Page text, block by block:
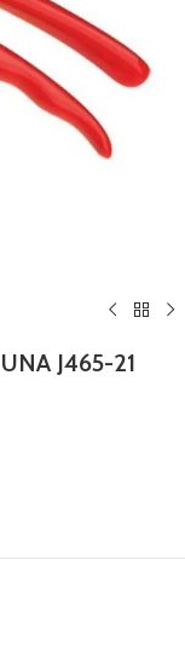
J465-21